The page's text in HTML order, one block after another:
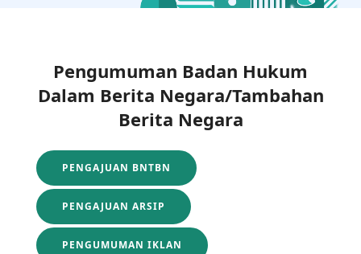
Pengumuman Badan Hukum
Dalam Berita Negara/Tambahan
Berita Negara
PENGAJUAN BNTBN
PENGAJUAN ARSIP
PENGUMUMAN IKLAN